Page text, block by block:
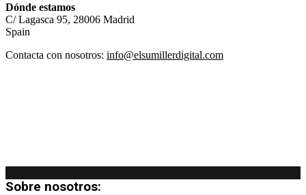
Dónde estamos
C/ Lagasca 95, 28006 Madrid
Spain
Contacta con nosotros: info@elsumillerdigital.com
Sobre nosotros: